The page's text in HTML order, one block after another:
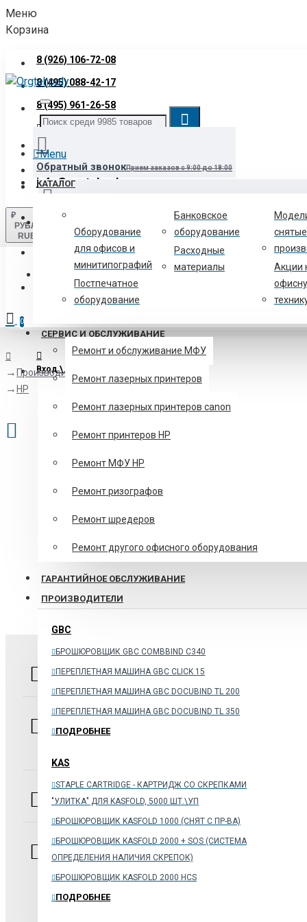
Меню
Корзина
8 (926) 106-72-08
8 (495) 088-42-17
8 (495) 961-26-58
Звонок бесплатный
info@orgtehpoly.com
₽
РУБЛЬ
RUB
Вход \ Регистрация
Обратный звонокПрием заказов с 9:00 до 18:00
Нашли товар дешевле? Сообщите нам и мы снизим для вас
Текстильщики-схема проезда2-й Грайвороновский проезд,
Menu
КАТАЛОГ
Оборудование
для офисов и
минитипографий
Постпечатное
оборудование
Банковское
оборудование
Расходные
материалы
Акции
СЕРВИС И ОБСЛУЖИВАНИЕ
Ремонт и обслуживание МФУ
Ремонт лазерных принтеров
Ремонт лазерных принтеров canon
Ремонт принтеров HP
Ремонт МФУ HP
Ремонт ризографов
Ремонт шредеров
Ремонт другого офисного оборудования
ГАРАНТИЙНОЕ ОБСЛУЖИВАНИЕ
ПРОИЗВОДИТЕЛИ
GBC
БРОШЮРОВЩИК GBC COMBBIND C340
ПЕРЕПЛЕТНАЯ МАШИНА GBC CLICK 15
ПЕРЕПЛЕТНАЯ МАШИНА GBC DOCUBIND TL 200
ПЕРЕПЛЕТНАЯ МАШИНА GBC DOCUBIND TL 350
ПОДРОБНЕЕ
KAS
STAPLE CARTRIDGE - КАРТРИДЖ СО СКРЕПКАМИ
"УЛИТКА" ДЛЯ KASFOLD, 5000 ШТ.\УП
БРОШЮРОВЩИК KASFOLD 1000 (CНЯТ С ПР-ВА)
БРОШЮРОВЩИК KASFOLD 2000 + SOS (СИСТЕМА
ОПРЕДЕЛЕНИЯ НАЛИЧИЯ СКРЕПОК)
БРОШЮРОВЩИК KASFOLD 2000 HCS
ПОДРОБНЕЕ
Регистрация
8 (800) 700-06-12
0
Производитель
HP
стр. 1 оф.10 109518, г. Москва
ТЕЛ./ФАКС:+7 (926) 106-72-08 ,
ПРИЕМ ЗАКАЗОВс 9:00 до 18:00
E-
MAIL:
info@orgtehpoly.com– общие вопросы
dostavka@orgtehpoly.com
запасных частей
support@orgtehpoly.com